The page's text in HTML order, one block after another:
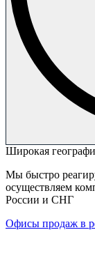
Широкая
Мы быстро
осуществляем
России и СНГ
Офисы продаж в